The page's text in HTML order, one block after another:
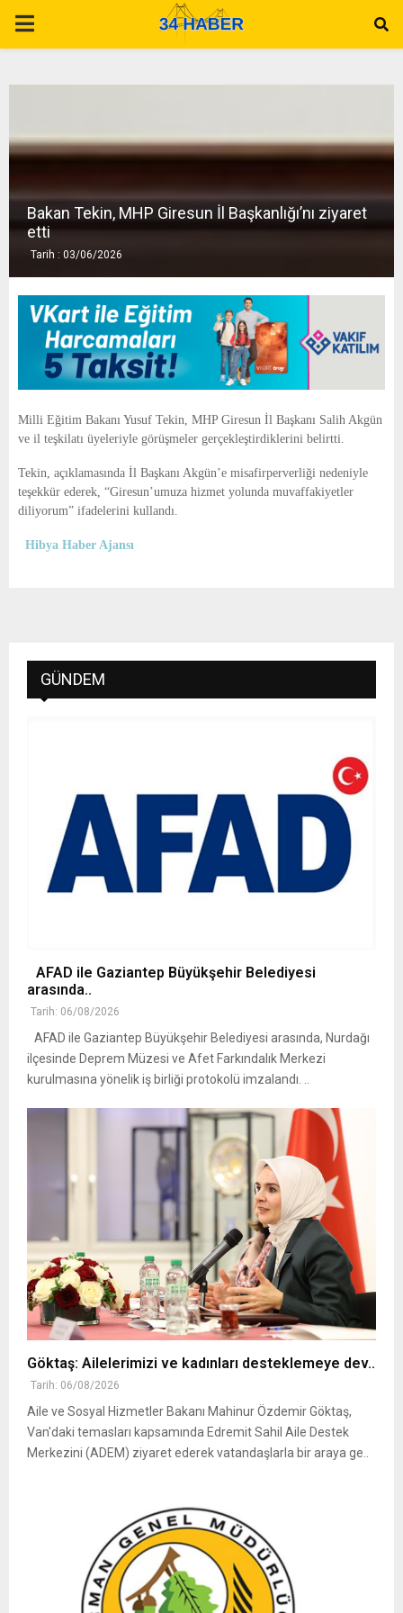
P
A
E
U
Bakan Tekin, MHP Giresun İl Başkanlığı’nı ziyaret
etti
Tarih : 03/06/2026
Milli Eğitim Bakanı Yusuf Tekin, MHP Giresun İl Başkanı Salih Akgün
ve il teşkilatı üyeleriyle görüşmeler gerçekleştirdiklerini belirtti.
Tekin, açıklamasında İl Başkanı Akgün’e misafirperverliği nedeniyle
teşekkür ederek, “Giresun’umuza hizmet yolunda muvaffakiyetler
diliyorum” ifadelerini kullandı.
Hibya Haber Ajansı
GÜNDEM
AFAD ile Gaziantep Büyükşehir Belediyesi
arasında..
Tarih: 06/08/2026
AFAD ile Gaziantep Büyükşehir Belediyesi arasında, Nurdağı
ilçesinde Deprem Müzesi ve Afet Farkındalık Merkezi
kurulmasına yönelik iş birliği protokolü imzalandı. ..
Göktaş: Ailelerimizi ve kadınları desteklemeye dev..
Tarih: 06/08/2026
Aile ve Sosyal Hizmetler Bakanı Mahinur Özdemir Göktaş,
Van'daki temasları kapsamında Edremit Sahil Aile Destek
Merkezini (ADEM) ziyaret ederek vatandaşlarla bir araya ge..